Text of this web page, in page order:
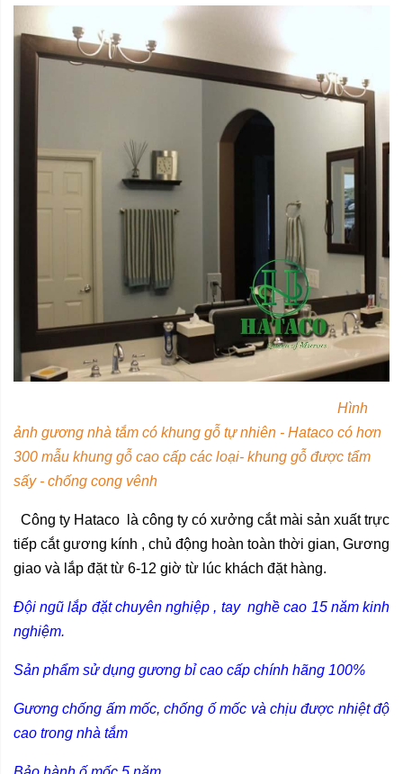
Hình
ảnh gương nhà tắm có khung gỗ tự nhiên - Hataco có hơn
300 mẫu khung gỗ cao cấp các loại- khung gỗ được tẩm
sấy - chống cong vênh
Công ty Hataco là công ty có xưởng cắt mài sản xuất trực
tiếp cắt gương kính , chủ động hoàn toàn thời gian, Gương
giao và lắp đặt từ 6-12 giờ từ lúc khách đặt hàng.
Đội ngũ lắp đặt chuyên nghiệp , tay nghề cao 15 năm kinh
nghiệm.
Sản phẩm sử dụng gương bỉ cao cấp chính hãng 100%
Gương chống ấm mốc, chống ố mốc và chịu được nhiệt độ
cao trong nhà tắm